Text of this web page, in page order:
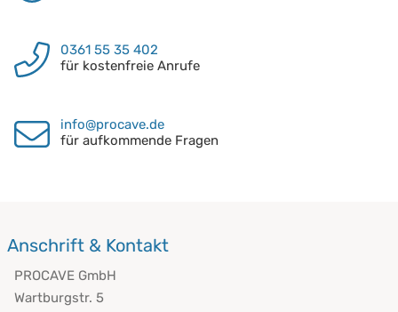
0361 55 35 402
für kostenfreie Anrufe
info@procave.de
für aufkommende Fragen
Anschrift & Kontakt
PROCAVE GmbH
Wartburgstr. 5